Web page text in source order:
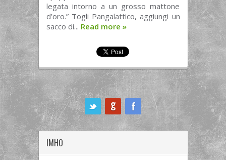
legata intorno a un grosso mattone
d’oro.” Togli Pangalattico, aggiungi un
sacco di... Read more »
IMHO